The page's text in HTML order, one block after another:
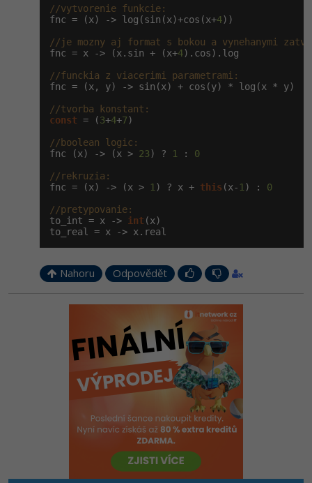
//vytvorenie funkcie:
fnc = (x) -> log(sin(x)+cos(x+4))
//je mozny aj format s bokou a vynehanymi
fnc = x -> (x.sin + (x+4).cos).log
//funckia z viacerimi parametrami:
fnc = (x, y) -> sin(x) + cos(y) * log(x * y)
//tvorba konstant:
const = (3+4+7)
//boolean logic:
fnc (x) -> (x > 23) ? 1 : 0
//rekruzia:
fnc = (x) -> (x >
1) ? x + this (x- 1) : 0
//pretypovanie:
to_int = x -> int (x)
to_real = x -> x.real
Nahoru Odpovědět